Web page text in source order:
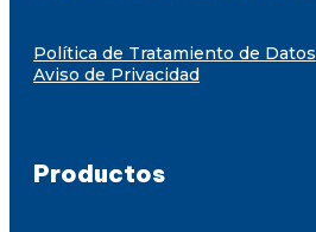
Política de Tratamiento de Datos
Aviso de Privacidad
Productos